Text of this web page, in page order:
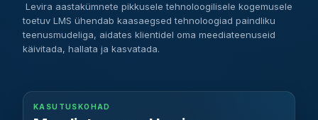
Levira aastakümnete pikkusele tehnoloogilisele kogemusele
toetuv LMS ühendab kaasaegsed tehnoloogiad paindliku
teenusmudeliga, aidates klientidel oma meediateenuseid
käivitada, hallata ja kasvatada.
KASUTUSKOHAD